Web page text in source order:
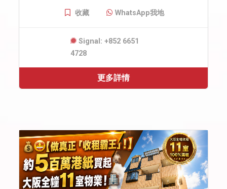
收藏 WhatsApp我地
Signal: +852 6651
4728
更多詳情